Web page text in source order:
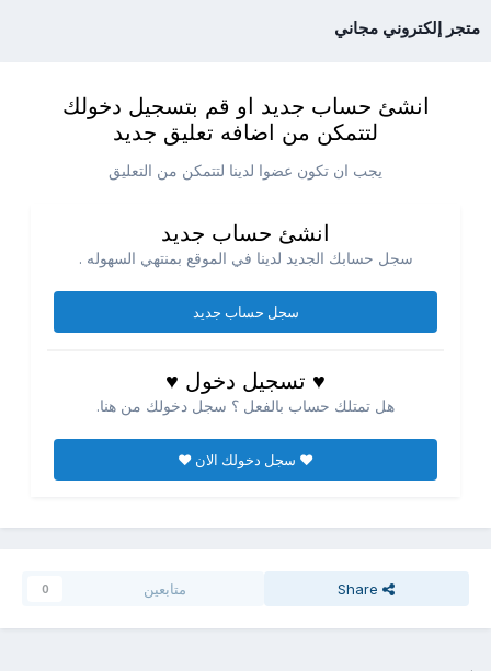
متجر إلكتروني مجاني
انشئ حساب جديد او قم بتسجيل دخولك
لتتمكن من اضافه تعليق جديد
يجب ان تكون عضوا لدينا لتتمكن من التعليق
انشئ حساب جديد
سجل حسابك الجديد لدينا في الموقع بمنتهي السهوله .
سجل حساب جديد
♥ تسجيل دخول ♥
هل تمتلك حساب بالفعل ؟ سجل دخولك من هنا.
♥ سجل دخولك الان ♥
Share متابعين 0